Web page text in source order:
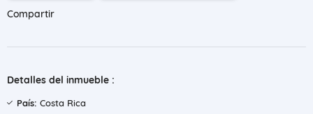
Compartir
Detalles del inmueble :
País: Costa Rica